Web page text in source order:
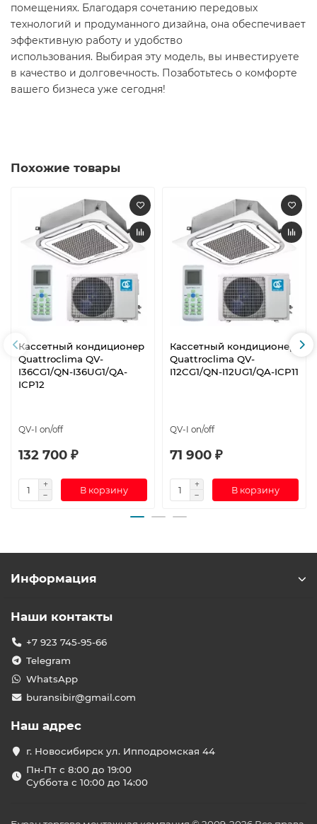
помещениях. Благодаря сочетанию передовых
технологий и продуманного дизайна, она обеспечивает
эффективную работу и удобство
использования. Выбирая эту модель, вы инвестируете
в качество и долговечность. Позаботьтесь о комфорте
вашего бизнеса уже сегодня!
Похожие товары
Кассетный кондиционер
Quattroclima QV-
I36CG1/QN-I36UG1/QA-
ICP12
QV-I on/off
132 700 ₽
В корзину
Кассетный кондиционер
Quattroclima QV-
I12CG1/QN-I12UG1/QA-ICP11
QV-I on/off
71 900 ₽
В корзину
Информация
Наши контакты
+7 923 745-95-66
Telegram
WhatsApp
buransibir@gmail.com
Наш адрес
г. Новосибирск ул. Ипподромская 44
Пн-Пт с 8:00 до 19:00
Суббота с 10:00 до 14:00